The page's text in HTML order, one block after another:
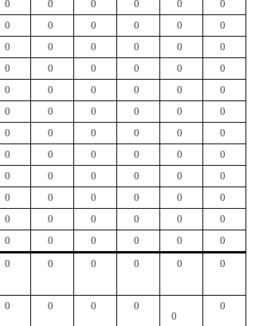
0 0 0 0 0
0
0 0 0 0 0
0
0 0 0 0 0
0
0 0 0 0 0 0
0 0 0 0 0
0
0 0 0 0 0
0
0 0 0 0 0 0
0 0 0 0 0
0
0 0 0 0 0
0
0 0 0 0 0
0
0 0 0 0 0
0
0 0 0 0 0 0
0 0 0 0 0 0
0 0 0
0
0
0